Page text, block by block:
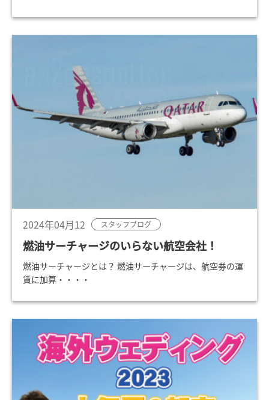
2024年04月12 スタッフブログ
燃油サーチャージのいらない航空会社！
燃油サーチャージとは？ 燃油サーチャージは、航空券の運
賃に加算・・・・